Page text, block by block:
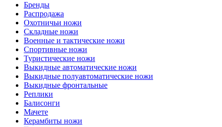
Бренды
Распродажа
Охотничьи ножи
Складные ножи
Военные и тактические ножи
Спортивные ножи
Туристические ножи
Выкидные автоматические ножи
Выкидные полуавтоматические ножи
Выкидные фронтальные
Реплики
Балисонги
Мачете
Керамбиты ножи